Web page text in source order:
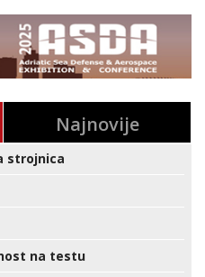
Najnovije
strojnica
na testu